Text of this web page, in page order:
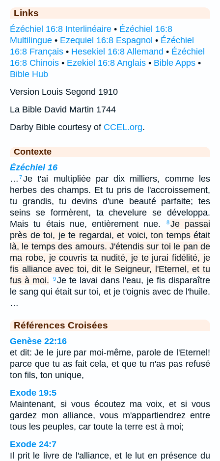
Links
Ézéchiel 16:8 Interlinéaire • Ézéchiel 16:8
Multilingue • Ezequiel 16:8 Espagnol • Ézéchiel
16:8 Français • Hesekiel 16:8 Allemand • Ézéchiel
16:8 Chinois • Ezekiel 16:8 Anglais • Bible Apps •
Bible Hub
Version Louis Segond 1910
La Bible David Martin 1744
Darby Bible courtesy of CCEL.org.
Contexte
Ézéchiel 16
… 7Je t'ai multipliée par dix milliers, comme les
herbes des champs. Et tu pris de l'accroissement,
tu grandis, tu devins d'une beauté parfaite; tes
seins se formèrent, ta chevelure se développa.
Mais tu étais nue, entièrement nue.
8Je passai
près de toi, je te regardai, et voici, ton temps était
là, le temps des amours. J'étendis sur toi le pan de
ma robe, je couvris ta nudité, je te jurai fidélité, je
fis alliance avec toi, dit le Seigneur, l'Eternel, et tu
fus à moi.
9Je te lavai dans l'eau, je fis disparaître
le sang qui était sur toi, et je t'oignis avec de l'huile.
…
Références Croisées
Genèse 22:16
et dit: Je le jure par moi-même, parole de l'Eternel!
parce que tu as fait cela, et que tu n'as pas refusé
ton fils, ton unique,
Exode 19:5
Maintenant, si vous écoutez ma voix, et si vous
gardez mon alliance, vous m'appartiendrez entre
tous les peuples, car toute la terre est à moi;
Exode 24:7
Il prit le livre de l'alliance, et le lut en présence du